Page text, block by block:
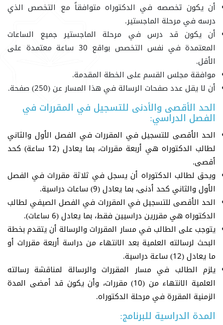
أن يكون تخصصه في الدكتوراه متوافقاً مع التخصص الذي
درسه في مرحلة الماجستير.
أن يكون قد درس في مرحلة الماجستير جميع الساعات
المعتمدة في نفس التخصص بواقع 30 ساعة معتمدة على
الأقل.
موافقة مجلس القسم على الخطة المقدمة.
أن لا يقل عدد صفحات الرسالة في هذا المسار عن (250) صفحة.
الحد الأقصى والأدنى للتسجيل في المقررات في
الفصل الدراسي:
الحد الأقصى للتسجيل في المقررات في الفصل الأول والثاني
لطالب الدكتوراه هي أربعة مقررات، بما يعادل (12 ساعة) كحد
أقصى.
ويحق لطالب الدكتوراه أن يسجل في ثلاثة مقررات في الفصل
الأول والثاني كحد أدنى، بما يعادل (9) ساعات دراسية.
الحد الأقصى للتسجيل في المقررات في الفصل الصيفي لطالب
الدكتوراه هي مقررين دراسيين فقط، بما يعادل (6 ساعات).
يتوجب على الطالب في مسار المقررات والرسالة أن يتقدم بخطة
البحث لرسالته العلمية بعد الانتهاء من دراسة أربعة مقررات أو
ما يعادل (12) ساعة دراسية.
يلزم الطالب في مسار المقررات والرسالة لمناقشة رسالته
العلمية الانتهاء من (10) مقررات، وأن يكون قد أمضى المدة
الزمنية المقررة في مرحلة الدكتوراه.
المدة الدراسية للبرنامج: